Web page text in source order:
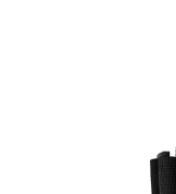
Bildergalerie